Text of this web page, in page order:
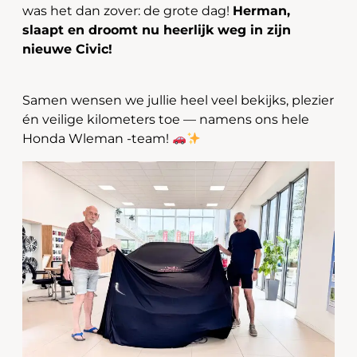
was het dan zover: de grote dag! Herman,
slaapt en droomt nu heerlijk weg in zijn
nieuwe Civic!
Samen wensen we jullie heel veel bekijks, plezier
én veilige kilometers toe — namens ons hele
Honda Wleman -team!